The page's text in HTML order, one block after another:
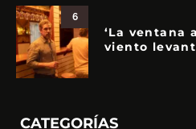
6
‘La ventana
viento
CATEGORÍAS